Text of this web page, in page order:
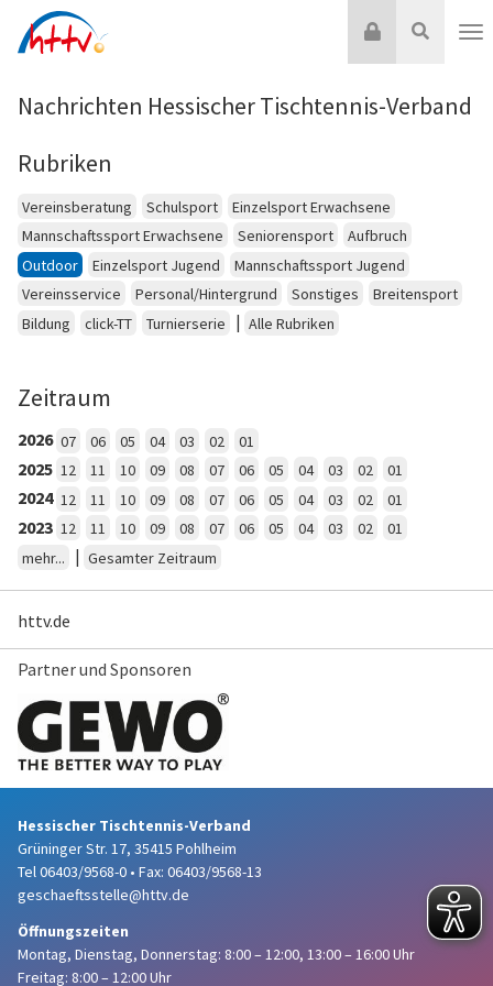
Inhalt
Suche
Login
Nachrichten Hessischer Tischtennis-Verband
Rubriken
Vereinsberatung Schulsport
Einzelsport Erwachsene
Mannschaftssport Erwachsene
Seniorensport
Aufbruch
Outdoor
Einzelsport Jugend
Mannschaftssport Jugend
Vereinsservice
Personal/Hintergrund Sonstiges
Breitensport
Bildung
click-TT Turnierserie | Alle Rubriken
Zeitraum
2026 07 06 05 04 03 02 01
2025 12 11 10 09 08 07 06 05 04 03 02 01
2024 12 11 10 09 08 07 06 05 04 03 02 01
2023 12 11 10 09 08 07 06 05 04 03 02
01
mehr...
| Gesamter Zeitraum
httv.de
Partner und Sponsoren
Hessischer Tischtennis-Verband
Grüninger Str. 17, 35415 Pohlheim
Tel 06403/9568-0 • Fax: 06403/9568-13
geschaeftsstelle@httv.de
Öffnungszeiten
Montag, Dienstag, Donnerstag: 8:00 – 12:00, 13:00 – 16:00 Uhr
Freitag: 8:00 – 12:00 Uhr